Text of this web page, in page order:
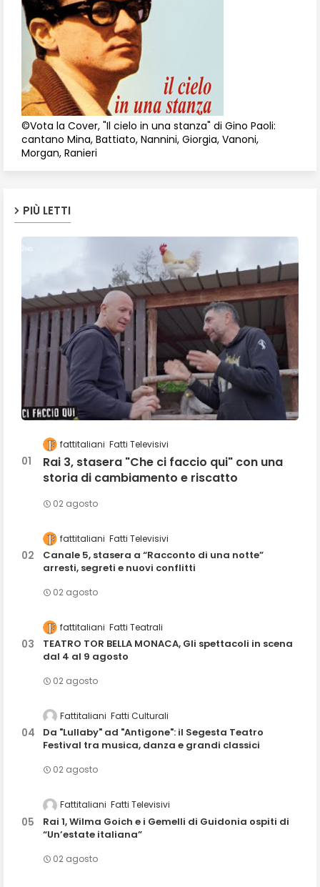
©Vota la Cover, "Il cielo in una stanza" di Gino Paoli:
cantano Mina, Battiato, Nannini, Giorgia, Vanoni,
Morgan, Ranieri
PIÙ LETTI
fattitaliani Fatti Televisivi
Rai 3, stasera "Che ci faccio qui" con una
storia di cambiamento e riscatto
02 agosto
fattitaliani Fatti Televisivi
Canale 5, stasera a “Racconto di una notte”
arresti, segreti e nuovi conflitti
02 agosto
fattitaliani Fatti Teatrali
TEATRO TOR BELLA MONACA, Gli spettacoli in scena
dal 4 al 9 agosto
02 agosto
Fattitaliani Fatti Culturali
Da "Lullaby" ad "Antigone": il Segesta Teatro
Festival tra musica, danza e grandi classici
02 agosto
Fattitaliani Fatti Televisivi
Rai 1, Wilma Goich e i Gemelli di Guidonia ospiti di
“Un’estate italiana”
02 agosto